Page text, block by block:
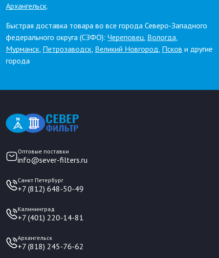
Архангельск.
Быстрая доставка товара во все города Северо-Западного
федерального округа (СЗФО): Череповец, Вологда,
Мурманск, Петрозаводск, Великий Новгород, Псков и другие
города
Оптовые поставки
info@sever-filters.ru
Санкт Петербург
+7 (812) 648-50-49
Калининград
+7 (401) 220-14-81
Архангельск
+7 (818) 245-76-62